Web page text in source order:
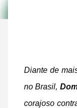
Diante de
no Brasil,
corajoso